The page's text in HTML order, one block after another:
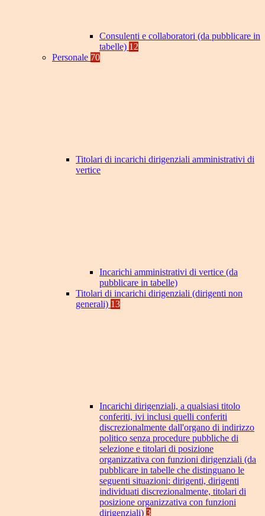
Consulenti e collaboratori (da pubblicare in
tabelle) 12
Personale 70
Titolari di incarichi dirigenziali amministrativi di
vertice
Incarichi amministrativi di vertice (da
pubblicare in tabelle)
Titolari di incarichi dirigenziali (dirigenti non
generali) 13
Incarichi dirigenziali, a qualsiasi titolo
conferiti, ivi inclusi quelli conferiti
discrezionalmente dall'organo di indirizzo
politico senza procedure pubbliche di
selezione e titolari di posizione
organizzativa con funzioni dirigenziali (da
pubblicare in tabelle che distinguano le
seguenti situazioni: dirigenti, dirigenti
individuati discrezionalmente, titolari di
posizione organizzativa con funzioni
dirigenziali) 3